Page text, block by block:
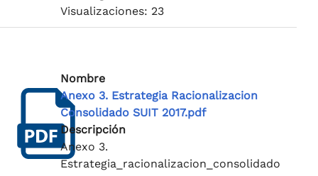
Visualizaciones: 23
Nombre
Anexo 3. Estrategia Racionalizacion
Consolidado SUIT 2017.pdf
Descripción
Anexo 3.
Estrategia_racionalizacion_consolidado